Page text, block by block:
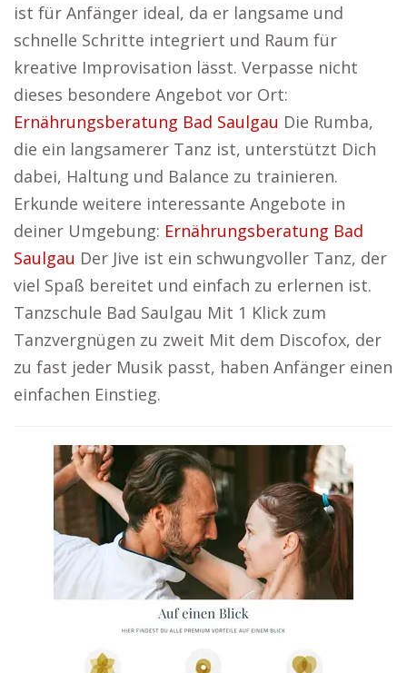
ist für Anfänger ideal, da er langsame und
schnelle Schritte integriert und Raum für
kreative Improvisation lässt. Verpasse nicht
dieses besondere Angebot vor Ort:
Ernährungsberatung Bad Saulgau Die Rumba,
die ein langsamerer Tanz ist, unterstützt Dich
dabei, Haltung und Balance zu trainieren.
Erkunde weitere interessante Angebote in
deiner Umgebung: Ernährungsberatung Bad
Saulgau Der Jive ist ein schwungvoller Tanz, der
viel Spaß bereitet und einfach zu erlernen ist.
Tanzschule Bad Saulgau Mit 1 Klick zum
Tanzvergnügen zu zweit Mit dem Discofox, der
zu fast jeder Musik passt, haben Anfänger einen
einfachen Einstieg.